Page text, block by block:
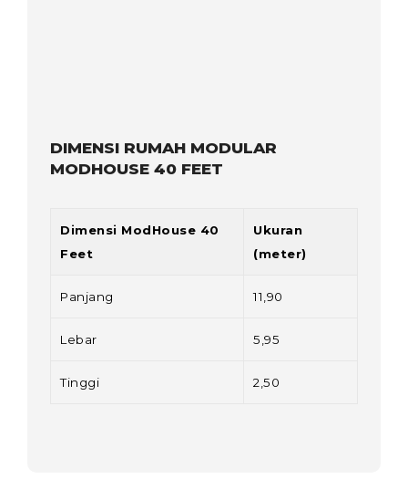
DIMENSI RUMAH MODULAR
MODHOUSE 40 FEET
Dimensi ModHouse 40
Feet
Ukuran
(meter)
Panjang 11,90
Lebar 5,95
Tinggi 2,50